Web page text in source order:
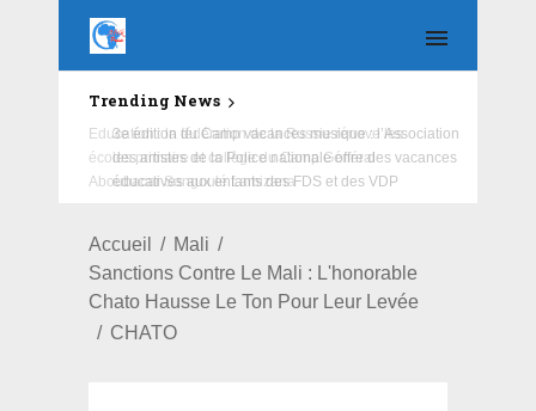
Trending News
Education : la fédération de la Russie rénove les
écoles primaire et collège du Camp Général
Aboubacar Sangoulé Lamizana
Accueil
Mali
Sanctions Contre Le Mali : L'honorable
Chato Hausse Le Ton Pour Leur Levée
CHATO